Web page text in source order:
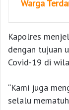
Warga
Kapolres
dengan tujuan
Covid-19 di
“Kami juga
selalu